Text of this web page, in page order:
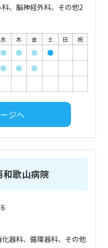
、脳神経外科、その他2
水 木 金 土 日 祝
● ● ●
●
● ●
●
ジへ
歌山病院
器科、循環器科、その他